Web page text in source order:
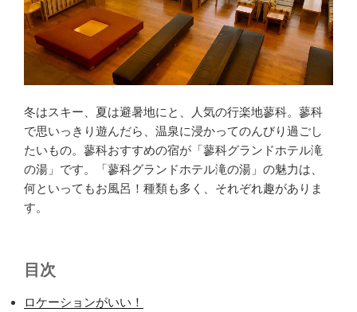
冬はスキー、夏は避暑地にと、人気の行楽地蓼科。蓼科
で思いっきり遊んだら、温泉に浸かってのんびり過ごし
たいもの。蓼科おすすめの宿が「蓼科グランドホテル滝
の湯」です。「蓼科グランドホテル滝の湯」の魅力は、
何といってもお風呂！種類も多く、それぞれ趣がありま
す。
目次
ロケーションがいい！